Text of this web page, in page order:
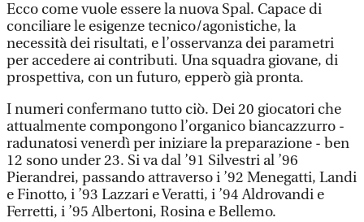
Ecco come vuole essere la nuova Spal. Capace di
conciliare le esigenze tecnico/agonistiche, la
necessità dei risultati, e l’osservanza dei parametri
per accedere ai contributi. Una squadra giovane, di
prospettiva, con un futuro, epperò già pronta.
I numeri confermano tutto ciò. Dei 20 giocatori che
attualmente compongono l’organico biancazzurro -
radunatosi venerdì per iniziare la preparazione - ben
12 sono under 23. Si va dal ’91 Silvestri al ’96
Pierandrei, passando attraverso i ’92 Menegatti, Landi
e Finotto, i ’93 Lazzari e Veratti, i ’94 Aldrovandi e
Ferretti, i ’95 Albertoni, Rosina e Bellemo.